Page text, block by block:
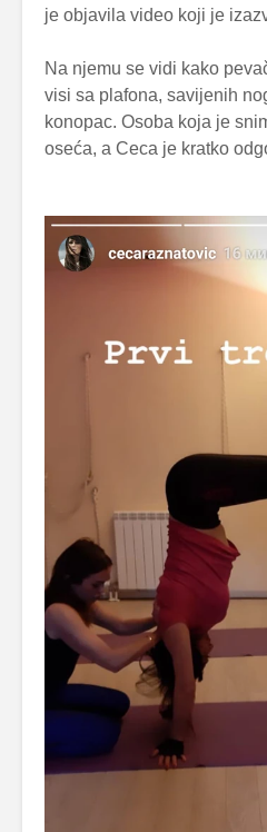
je objavila video koji je
Na njemu se vidi kako
visi sa plafona, savijenih
konopac. Osoba koja je
oseća, a Ceca je kratko